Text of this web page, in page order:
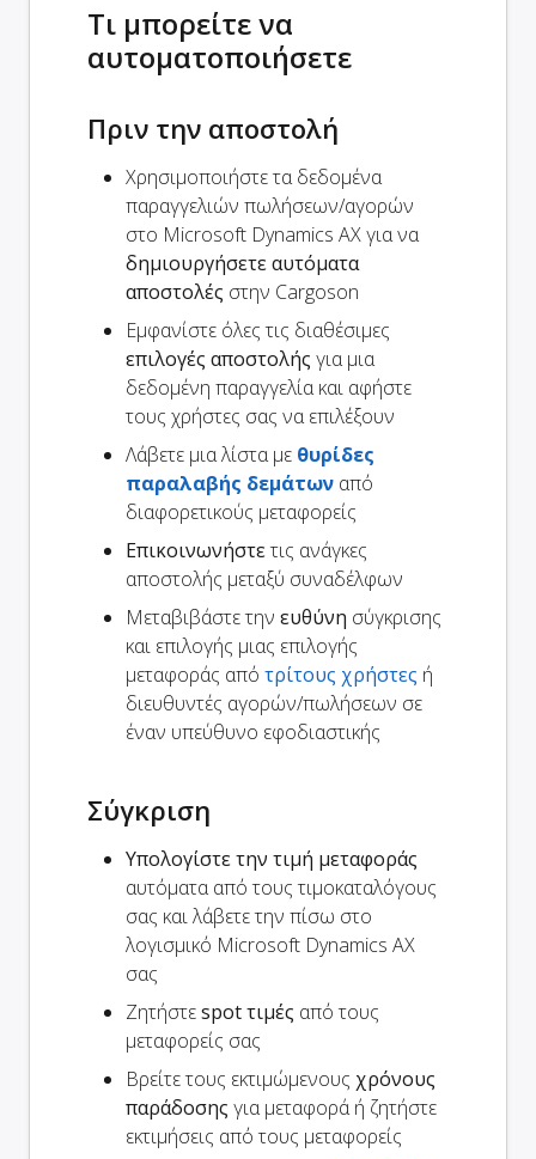
Τι μπορείτε να
αυτοματοποιήσετε
Πριν την αποστολή
Χρησιμοποιήστε τα δεδομένα
παραγγελιών πωλήσεων/αγορών
στο Microsoft Dynamics AX για να
δημιουργήσετε αυτόματα
αποστολές στην Cargoson
Εμφανίστε όλες τις διαθέσιμες
επιλογές αποστολής για μια
δεδομένη παραγγελία και αφήστε
τους χρήστες σας να επιλέξουν
Λάβετε μια λίστα με θυρίδες
παραλαβής δεμάτων από
διαφορετικούς μεταφορείς
Επικοινωνήστετις ανάγκες
αποστολής μεταξύ συναδέλφων
Μεταβιβάστε την ευθύνη σύγκρισης
και επιλογής μιας επιλογής
μεταφοράς από τρίτους χρήστες ή
διευθυντές αγορών/πωλήσεων σε
έναν υπεύθυνο εφοδιαστικής
Σύγκριση
Υπολογίστε την τιμή μεταφοράς
αυτόματα από τους τιμοκαταλόγους
σας και λάβετε την πίσω στο
λογισμικό Microsoft Dynamics AX
σας
Ζητήστεspot τιμές από τους
μεταφορείς σας
Βρείτε τους εκτιμώμενους χρόνους
παράδοσης για μεταφορά ή ζητήστε
εκτιμήσεις από τους μεταφορείς